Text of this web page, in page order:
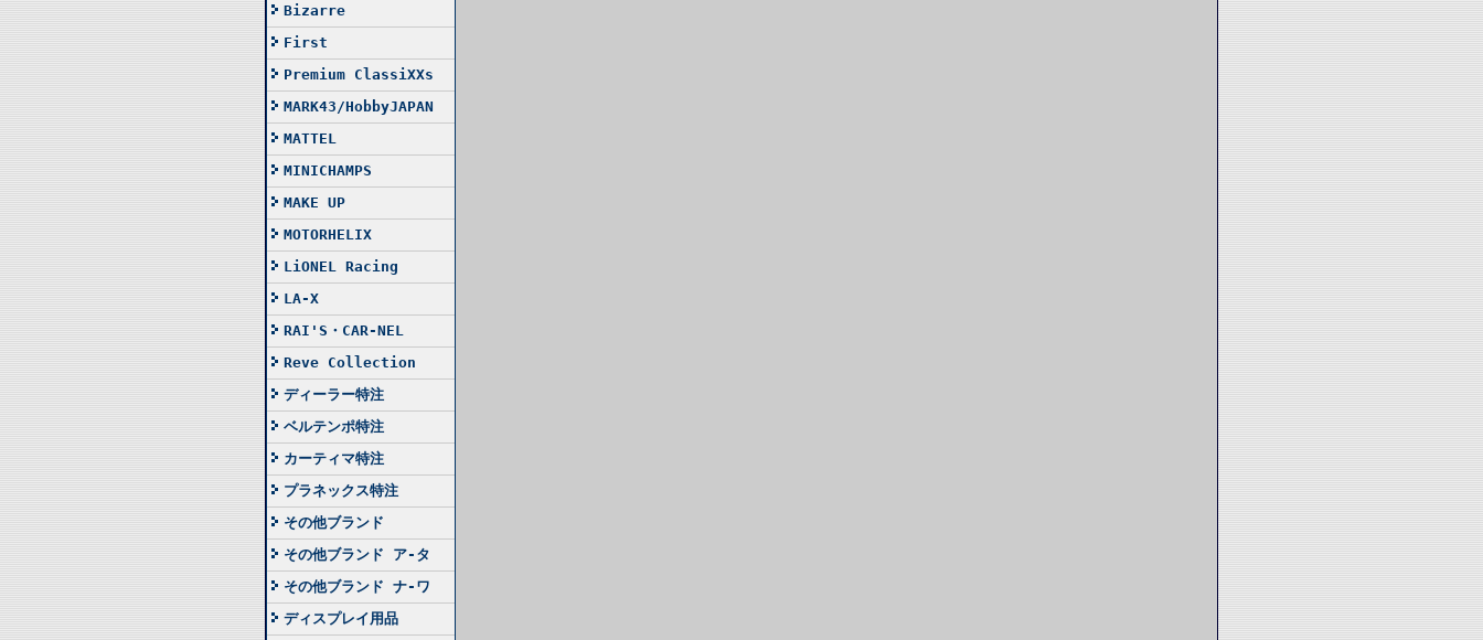
Bizarre
First
Premium ClassiXXs
MARK43/HobbyJAPAN
MATTEL
MINICHAMPS
MAKE UP
MOTORHELIX
LiONEL Racing
LA-X
RAI'S・CAR-NEL
Reve Collection
ディーラー特注
ベルテンポ特注
カーティマ特注
プラネックス特注
その他ブランド
その他ブランド ア-タ
その他ブランド ナ-ワ
ディスプレイ用品